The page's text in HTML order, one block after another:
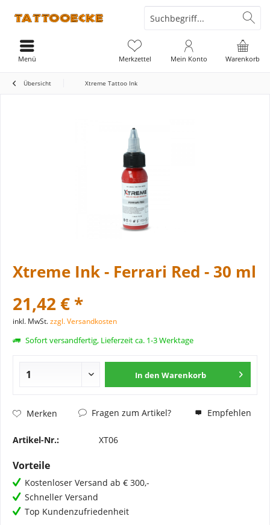
Warenkorb
Merkzettel Mein Konto
Menü
Übersicht Xtreme Tattoo Ink
Xtreme Ink - Ferrari Red - 30 ml
21,42 € *
inkl. MwSt.zzgl. Versandkosten
Sofort versandfertig, Lieferzeit ca. 1-3 Werktage
In den Warenkorb
Merken Fragen zum Artikel? Empfehlen
Artikel-Nr.: XT06
Vorteile
Kostenloser Versand ab € 300,-
Schneller Versand
Top Kundenzufriedenheit